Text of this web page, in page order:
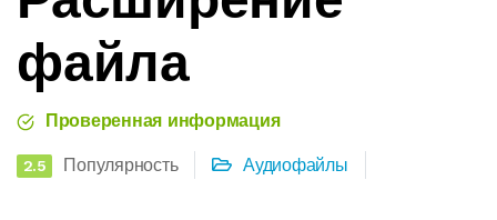
файла
Проверенная информация
2.5 Популярность Аудиофайлы